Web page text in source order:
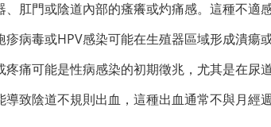
、肛門或陰道內部的瘙癢或灼痛感。這種不
疹病毒或HPV感染可能在生殖器區域形成潰
疼痛可能是性病感染的初期徵兆，尤其是在
導致陰道不規則出血，這種出血通常不與月